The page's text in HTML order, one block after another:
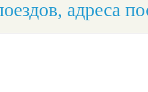
адреса